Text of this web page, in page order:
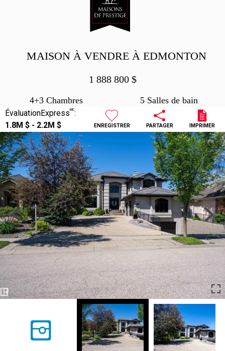
MAISON À VENDRE À EDMONTON
1 888 800 $
4+3 Chambres 5 Salles de bain
ÉvaluationExpressMC:
1.8M $ - 2.2M $
ENREGISTRER PARTAGER IMPRIMER
Previous Next